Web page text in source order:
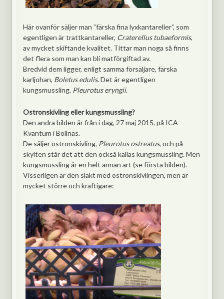
Här ovanför säljer man ”färska fina lyxkantareller”, som
egentligen är trattkantareller, Craterellus tubaeformis,
av mycket skiftande kvalitet. Tittar man noga så finns
det flera som man kan bli matförgiftad av.
Bredvid dem ligger, enligt samma försäljare, färska
karljohan, Boletus edulis. Det är egentligen
kungsmussling, Pleurotus eryngii.
Ostronskivling eller kungsmussling?
Den andra bilden är från i dag, 27 maj 2015, på ICA
Kvantum i Bollnäs.
De säljer ostronskivling, Pleurotus ostreatus, och på
skylten står det att den också kallas kungsmussling. Men
kungsmussling är en helt annan art (se första bilden).
Visserligen är den släkt med ostronskivlingen, men är
mycket större och kraftigare: